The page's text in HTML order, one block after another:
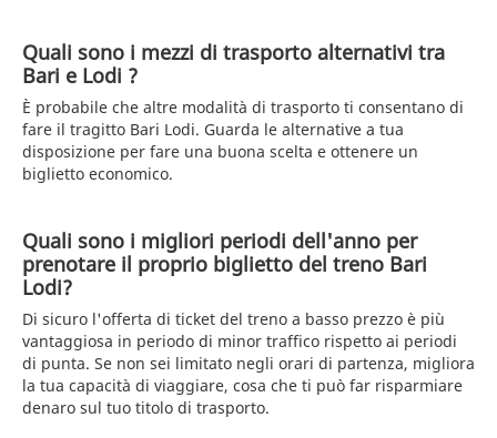
Quali sono i mezzi di trasporto alternativi tra
Bari e Lodi ?
È probabile che altre modalità di trasporto ti consentano di
fare il tragitto Bari Lodi. Guarda le alternative a tua
disposizione per fare una buona scelta e ottenere un
biglietto economico.
Quali sono i migliori periodi dell'anno per
prenotare il proprio biglietto del treno Bari
Lodi?
Di sicuro l'offerta di ticket del treno a basso prezzo è più
vantaggiosa in periodo di minor traffico rispetto ai periodi
di punta. Se non sei limitato negli orari di partenza, migliora
la tua capacità di viaggiare, cosa che ti può far risparmiare
denaro sul tuo titolo di trasporto.